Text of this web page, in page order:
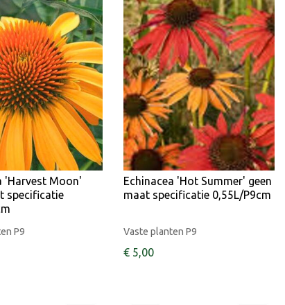
'Harvest Moon'
specificatie
P9
Echinacea 'Hot Summer' geen
maat specificatie 0,55L/P9cm
Vaste planten P9
€ 5,00